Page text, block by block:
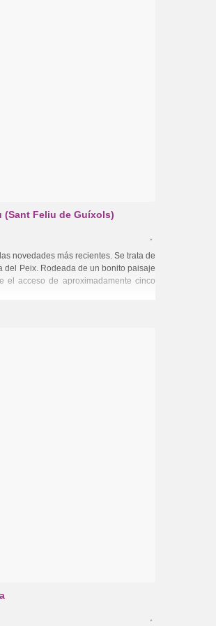
(Sant Feliu de Guíxols)
novedades más recientes. Se trata de
del Peix. Rodeada de un bonito paisaje
el acceso de aproximadamente cinco